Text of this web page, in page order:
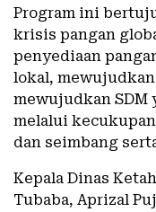
Program ini
krisis pangan
penyediaan
lokal,
mewujudkan
melalui
dan seimbang
Kepala Dinas
Tubaba, Aprizal